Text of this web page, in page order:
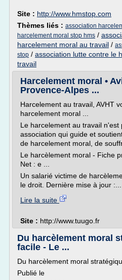
Site : http://www.hmstop.com
Thèmes liés : association
harcelement moral stop hms /
harcelement moral au travail /
stop / association lutte contre le
travail
Harcelement moral •
Provence-Alpes ...
Harcelement au travail, AVHT
harcelement moral ...
Le harcelement au travail n'est
association qui guide et
de harcelement moral, de
Le harcèlement moral - Fiche
Net : e ...
Un salarié victime de
le droit. Dernière mise à jour :...
Lire la suite
Site : http://www.tuugo.fr
Du harcèlement moral
facile - Le ...
Du harcèlement moral
Publié le